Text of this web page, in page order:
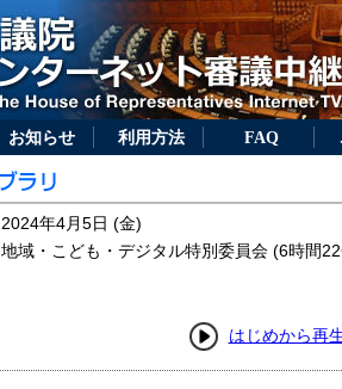
お知らせ 利用方法 FAQ
2024年4月5日 (金)
地域・こども・デジタル特別委員会 (6時間
はじめから再